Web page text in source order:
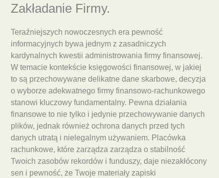
Zakładanie Firmy.
Teraźniejszych nowoczesnych era pewność
informacyjnych bywa jednym z zasadniczych
kardynalnych kwestii administrowania firmy finansowej.
W temacie kontekście księgowości finansowej, w jakiej
to są przechowywane delikatne dane skarbowe, decyzja
o wyborze adekwatnego firmy finansowo-rachunkowego
stanowi kluczowy fundamentalny. Pewna działania
finansowe to nie tylko i jedynie przechowywanie danych
plików, jednak również ochrona danych przed tych
danych utratą i nielegalnym używaniem. Placówka
rachunkowe, które zarządza zarządza o stabilność
Twoich zasobów rekordów i funduszy, daje niezakłócony
sen i pewność, że Twoje materiały zapiski